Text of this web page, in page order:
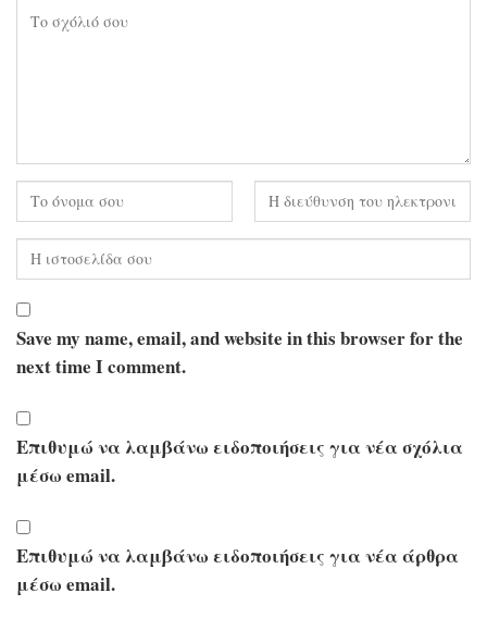
Save my name, email, and website in this browser for the
next time I comment.
Επιθυμώ να λαμβάνω ειδοποιήσεις για νέα σχόλια
μέσω email.
Επιθυμώ να λαμβάνω ειδοποιήσεις για νέα άρθρα
μέσω email.